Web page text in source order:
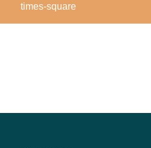
times-square